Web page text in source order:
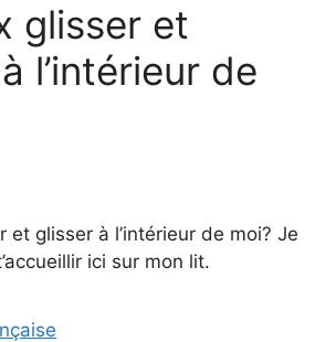
glisser et
l’intérieur de
et glisser à l’intérieur de moi? Je
ici sur mon lit.